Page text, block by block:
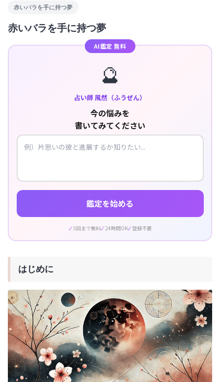
赤いバラを手に持つ夢
赤いバラを手に持つ夢
AI鑑定 無料
🔮
占い師 風然（ふうぜん）
今の悩みを
書いてみてください
鑑定を始める
5回まで無料 24時間OK 登録不要
はじめに